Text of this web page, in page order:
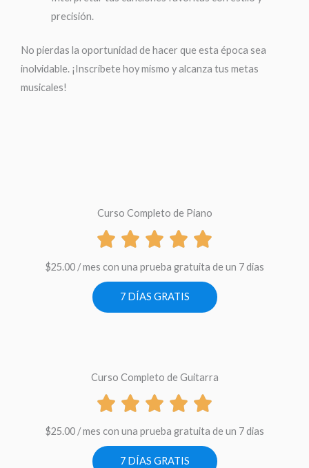
precisión.
No pierdas la oportunidad de hacer que esta época sea
inolvidable. ¡Inscríbete hoy mismo y alcanza tus metas
musicales!
Curso Completo de Piano
$25.00 / mes con una prueba gratuita de un 7 dias
7 DÍAS GRATIS
Curso Completo de Guitarra
$25.00 / mes con una prueba gratuita de un 7 dias
7 DÍAS GRATIS